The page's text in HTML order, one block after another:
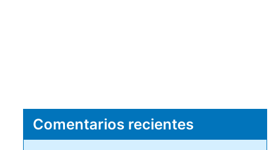
Comentarios recientes